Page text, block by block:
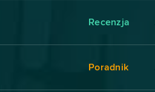
Recenzja
Poradnik